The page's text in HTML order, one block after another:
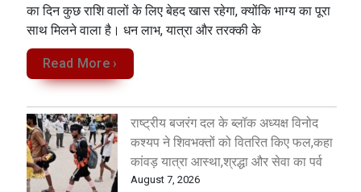
का दिन कुछ राशि वालों के लिए बेहद खास रहेगा, क्योंकि भाग्य का पूरा
साथ मिलने वाला है। धन लाभ, यात्रा और तरक्की के
Read More ›
राष्ट्रीय बजरंग दल के ब्लॉक अध्यक्ष विनोद
कश्यप ने शिवभक्तों को वितरित किए फल,कहा
कांवड़ यात्रा आस्था,श्रद्धा और सेवा का पर्व
August 7, 2026